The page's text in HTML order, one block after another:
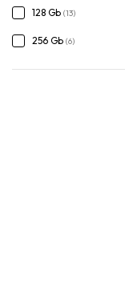
128 Gb (13)
256 Gb (6)